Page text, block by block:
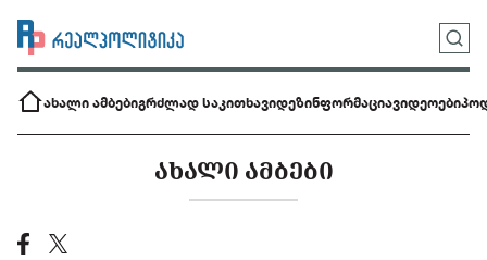
ახალი ამბებიგრძლად საკითხავიდეზინფორმაციავიდეოები
ᲐᲮᲐᲚᲘ ᲐᲛᲑᲔᲑᲘ